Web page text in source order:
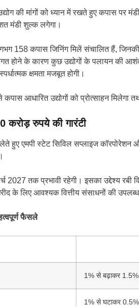
की मांगों को ध्यान में रखते हुए कपास पर
मंडी शुल्क लगेगा।
158 कपास जिनिंग मिलें संचालित हैं,
होने के कारण कुछ उद्योगों के पलायन की
क्षमता मजबूत होगी।
कपास आधारित उद्योगों को प्रोत्साहन
करोड़ रुपये की गारंटी
हुए एमपी स्टेट सिविल सप्लाइज
2027 तक प्रभावी रहेगी। इसका उद्देश्य रबी
के लिए आवश्यक वित्तीय संसाधनों की
फैसले
1% से बढ़ाकर 1.5%
1% से घटाकर 0.5%